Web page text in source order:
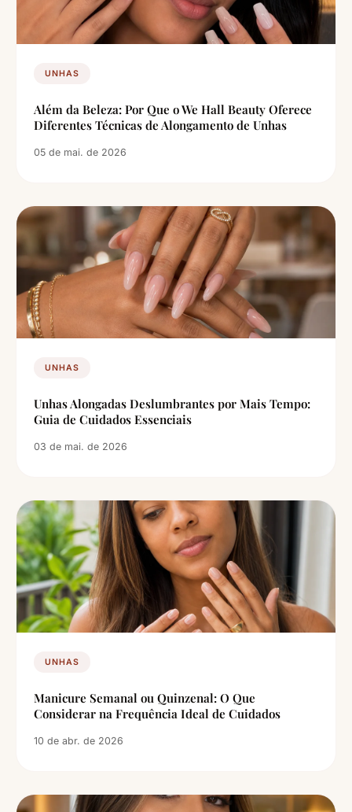
UNHAS
Além da Beleza: Por Que o We Hall Beauty Oferece
Diferentes Técnicas de Alongamento de Unhas
05 de mai. de 2026
UNHAS
Unhas Alongadas Deslumbrantes por Mais Tempo:
Guia de Cuidados Essenciais
03 de mai. de 2026
UNHAS
Manicure Semanal ou Quinzenal: O Que
Considerar na Frequência Ideal de Cuidados
10 de abr. de 2026